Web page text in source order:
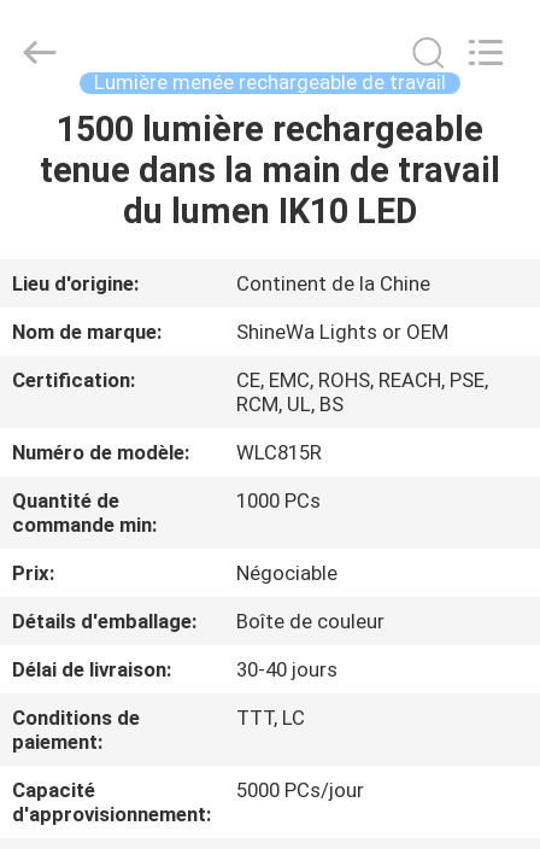
MAISON
PRODUITS
VIDÉOS
À
PROPOS
DE
NOUS
VISITE
DE
L'USINE
CONTRÔLE
International
Trade
Lumière menée rechargeable de travail
1500 lumière rechargeable
tenue dans la main de travail
du lumen IK10 LED
Lieu d'origine:
Continent de la Chine
Nom de marque:
ShineWa Lights or OEM
Certification:
CE, EMC, ROHS, REACH, PSE,
RCM, UL, BS
Numéro de modèle:
WLC815R
Quantité de
commande min:
1000 PCs
Prix:
Négociable
Détails d'emballage:
Boîte de couleur
Délai de livraison:
30-40 jours
Conditions de
paiement:
TTT, LC
Capacité
d'approvisionnement:
5000 PCs/jour